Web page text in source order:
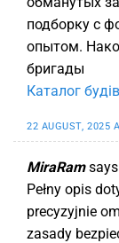
подборку с
опытом.
бригады
Каталог
22 AUGUST, 2025
MiraRam
Pełny opis
precyzyjnie
zasady